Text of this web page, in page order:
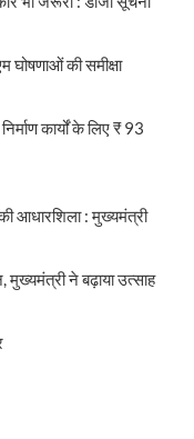
घोषणाओं की समीक्षा
कार्यों के लिए ₹ 93
की आधारशिला : मुख्यमंत्री
मुख्यमंत्री ने बढ़ाया उत्साह